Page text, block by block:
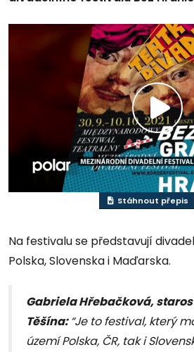
Stáhnout přepis
Na festivalu se představují
Polska, Slovenska i Maďarska.
Gabriela Hřebačková,
Těšína:“Je to festival, který
území Polska, ČR, tak i